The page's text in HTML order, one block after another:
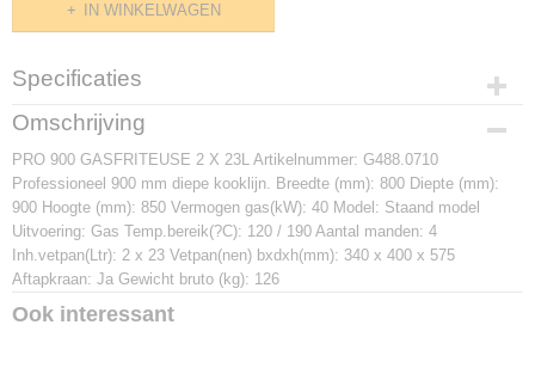
IN WINKELWAGEN
Specificaties
Productcode
Afmetingen (l,b,h)
0 x 900 x 0 mm
Omschrijving
PRO 900 GASFRITEUSE 2 X 23L Artikelnummer: G488.0710
Professioneel 900 mm diepe kooklijn. Breedte (mm): 800 Diepte (mm):
900 Hoogte (mm): 850 Vermogen gas(kW): 40 Model: Staand model
Uitvoering: Gas Temp.bereik(?C): 120 / 190 Aantal manden: 4
Inh.vetpan(Ltr): 2 x 23 Vetpan(nen) bxdxh(mm): 340 x 400 x 575
Aftapkraan: Ja Gewicht bruto (kg): 126
Ook interessant